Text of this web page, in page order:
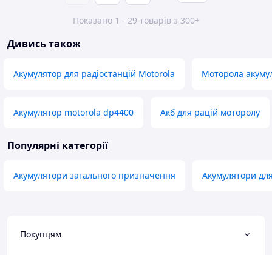
Показано 1 - 29 товарів з 300+
Дивись також
Акумулятор для радіостанцій Motorola Моторола
Акумулятор motorola dp4400 Акб для рацій моторолу
Популярні категорії
Акумулятори загального призначення Акумулятори
Покупцям